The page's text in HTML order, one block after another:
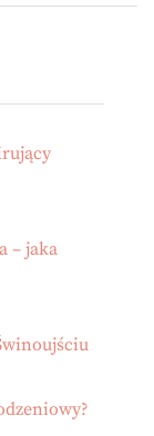
– jaka